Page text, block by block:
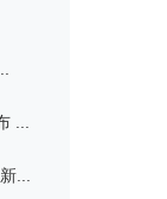
...
...